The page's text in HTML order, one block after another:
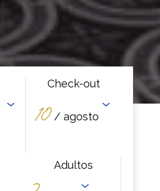
Check-out
10 / agosto
Adultos